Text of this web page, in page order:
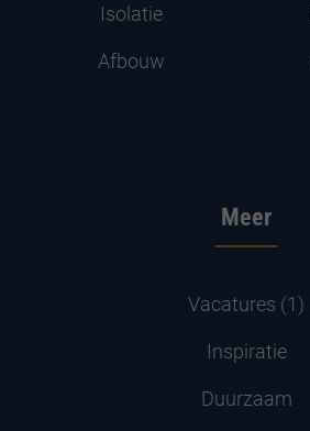
Isolatie
Afbouw
Meer
Vacatures (1)
Inspiratie
Duurzaam